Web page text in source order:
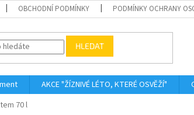
OBCHODNÍ PODMÍNKY PODMÍNKY OCHRANY
HLEDAT
AKCE "ŽÍZNIVÉ LÉTO, KTERÉ OSVĚŽÍ"
70 l